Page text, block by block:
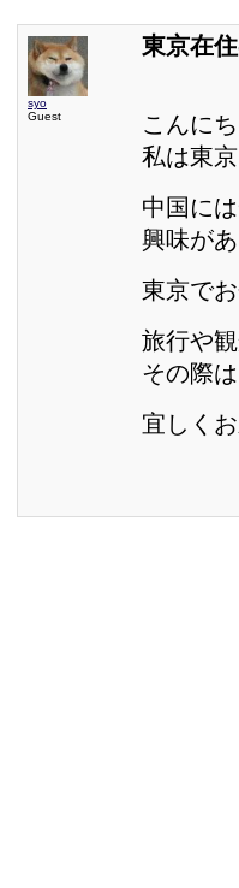
syo
Guest
東京在
こんにち
私は東
中国に
興味があ
東京で
旅行や
その際
宜しく